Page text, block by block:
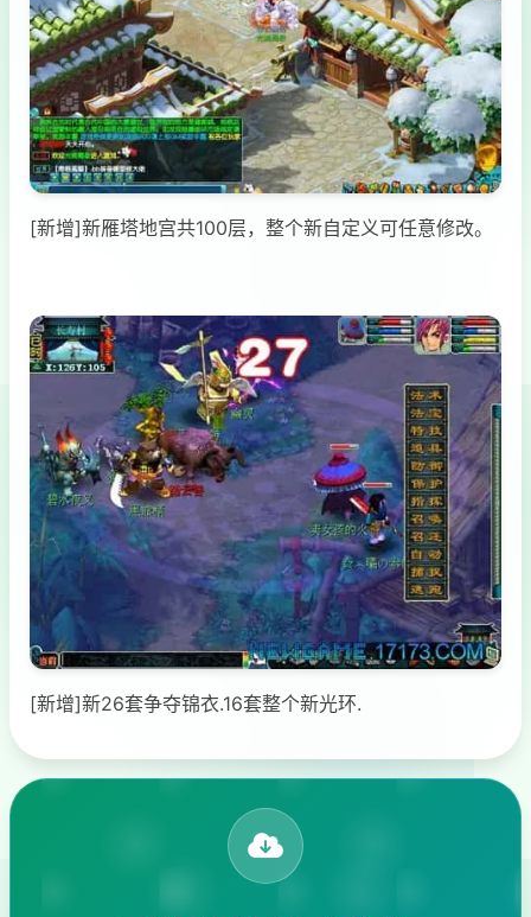
[新增]新雁塔地宫共100层，整个新自定义可任意修改。
[新增]新26套争夺锦衣.16套整个新光环.